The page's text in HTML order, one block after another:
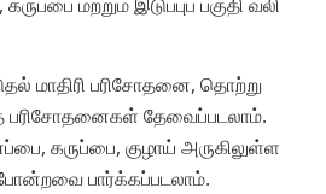
மாதிரி பரிசோதனை, தொற்று
தேவைப்படலாம்.
கருப்பை, குழாய் அருகிலுள்ள
பார்க்கப்படலாம்.